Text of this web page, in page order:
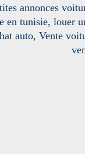
annonces
tunisie, louer
auto, Vente